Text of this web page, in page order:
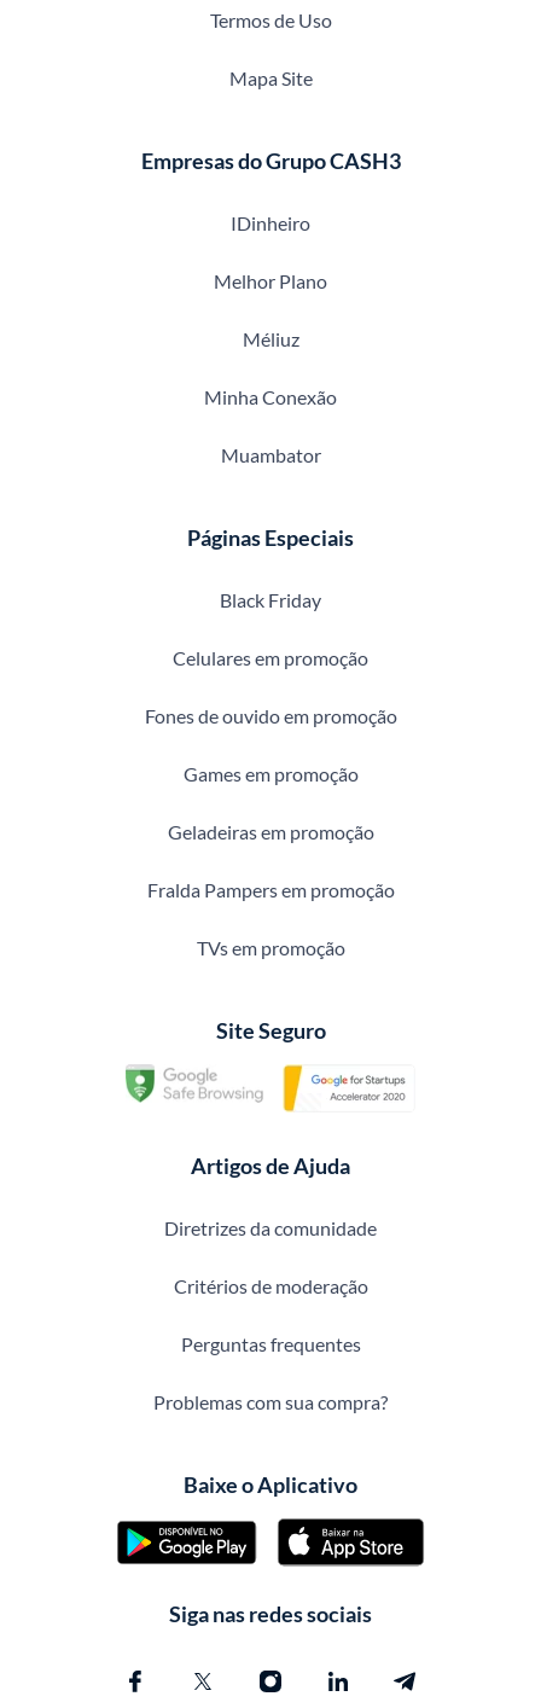
Termos de Uso
Mapa Site
Empresas do Grupo CASH3
IDinheiro
Melhor Plano
Méliuz
Minha Conexão
Muambator
Páginas Especiais
Black Friday
Celulares em promoção
Fones de ouvido em promoção
Games em promoção
Geladeiras em promoção
Fralda Pampers em promoção
TVs em promoção
Site Seguro
Artigos de Ajuda
Diretrizes da comunidade
Critérios de moderação
Perguntas frequentes
Problemas com sua compra?
Baixe o Aplicativo
Siga nas redes sociais